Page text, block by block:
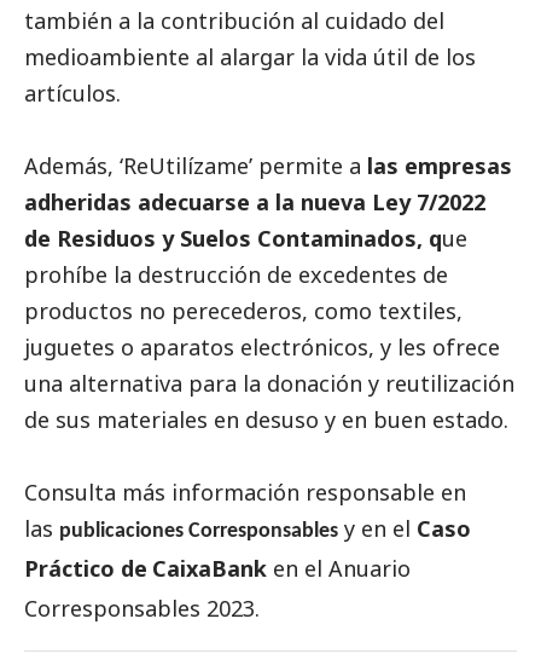
también a la contribución al cuidado del
medioambiente al alargar la vida útil de los
artículos.
Además, ‘ReUtilízame’ permite a las empresas
adheridas adecuarse a la nueva Ley 7/2022
de Residuos y Suelos Contaminados, que
prohíbe la destrucción de excedentes de
productos no perecederos, como textiles,
juguetes o aparatos electrónicos, y les ofrece
una alternativa para la donación y reutilización
de sus materiales en desuso y en buen estado.
Consulta más información responsable en
las publicaciones Corresponsables y en el Caso
Práctico de CaixaBank en el Anuario
Corresponsables 2023.